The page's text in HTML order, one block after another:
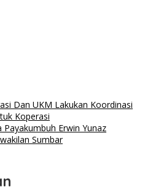
Dan UKM Lakukan Koordinasi
Koperasi
Payakumbuh Erwin Yunaz
Sumbar